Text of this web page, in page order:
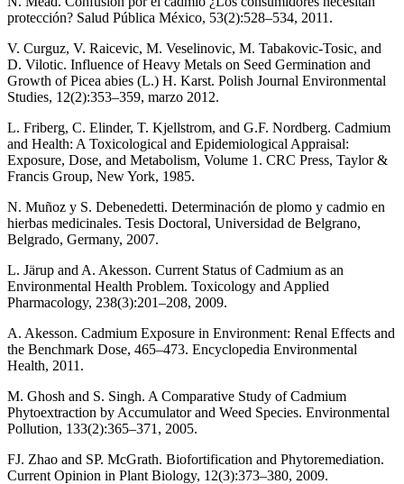
protección? Salud Pública México, 53(2):528–534, 2011.
V. Curguz, V. Raicevic, M. Veselinovic, M. Tabakovic-Tosic, and
D. Vilotic. Influence of Heavy Metals on Seed Germination and
Growth of Picea abies (L.) H. Karst. Polish Journal Environmental
Studies, 12(2):353–359, marzo 2012.
L. Friberg, C. Elinder, T. Kjellstrom, and G.F. Nordberg. Cadmium
and Health: A Toxicological and Epidemiological Appraisal:
Exposure, Dose, and Metabolism, Volume 1. CRC Press, Taylor &
Francis Group, New York, 1985.
N. Muñoz y S. Debenedetti. Determinación de plomo y cadmio en
hierbas medicinales. Tesis Doctoral, Universidad de Belgrano,
Belgrado, Germany, 2007.
L. Järup and A. Akesson. Current Status of Cadmium as an
Environmental Health Problem. Toxicology and Applied
Pharmacology, 238(3):201–208, 2009.
A. Akesson. Cadmium Exposure in Environment: Renal Effects and
the Benchmark Dose, 465–473. Encyclopedia Environmental
Health, 2011.
M. Ghosh and S. Singh. A Comparative Study of Cadmium
Phytoextraction by Accumulator and Weed Species. Environmental
Pollution, 133(2):365–371, 2005.
FJ. Zhao and SP. McGrath. Biofortification and Phytoremediation.
Current Opinion in Plant Biology, 12(3):373–380, 2009.